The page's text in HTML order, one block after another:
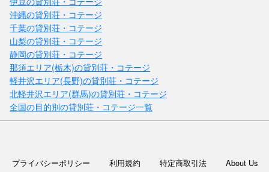
山梨県 / 河口湖・山中湖・富士吉田・富士山周辺
目の前には富士山！ワンちゃんOK♪ 山中湖にあるドッグラン付き1日1
沖縄の貸別荘・コテージ
千葉の貸別荘・コテージ
山梨の貸別荘・コテージ
静岡の貸別荘・コテージ
那須エリア(栃木)の貸別荘・コテージ
軽井沢エリア(長野)の貸別荘・コテージ
北軽井沢エリア(群馬)の貸別荘・コテージ
全国の目的別の貸別荘・コテージ一覧
プライバシーポリシー 利用規約 特定商取引法 About Us